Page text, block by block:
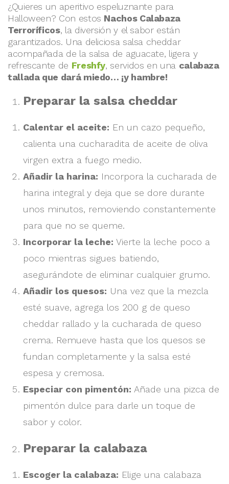
¿Quieres un aperitivo espeluznante para
Halloween? Con estos Nachos Calabaza
Terroríficos, la diversión y el sabor están
garantizados. Una deliciosa salsa cheddar
acompañada de la salsa de aguacate, ligera y
refrescante de Freshfy, servidos en una calabaza
tallada que dará miedo… ¡y hambre!
Preparar la salsa cheddar
Calentar el aceite: En un cazo pequeño,
calienta una cucharadita de aceite de oliva
virgen extra a fuego medio.
Añadir la harina: Incorpora la cucharada de
harina integral y deja que se dore durante
unos minutos, removiendo constantemente
para que no se queme.
Incorporar la leche: Vierte la leche poco a
poco mientras sigues batiendo,
asegurándote de eliminar cualquier grumo.
Añadir los quesos: Una vez que la mezcla
esté suave, agrega los 200 g de queso
cheddar rallado y la cucharada de queso
crema. Remueve hasta que los quesos se
fundan completamente y la salsa esté
espesa y cremosa.
Especiar con pimentón: Añade una pizca de
pimentón dulce para darle un toque de
sabor y color.
Preparar la calabaza
Escoger la calabaza: Elige una calabaza